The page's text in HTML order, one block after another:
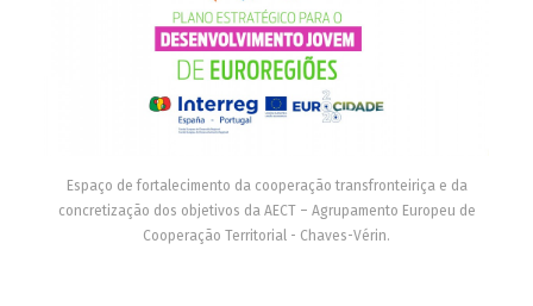
Espaço de fortalecimento da cooperação transfronteiriça e da
concretização dos objetivos da AECT – Agrupamento Europeu de
Cooperação Territorial - Chaves-Vérin.